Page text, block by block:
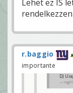
Lehet ez IS
r.baggio
importante
DJ